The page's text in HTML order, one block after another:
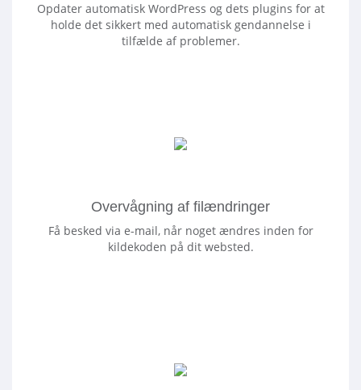
Opdater automatisk WordPress og dets plugins for at
holde det sikkert med automatisk gendannelse i
tilfælde af problemer.
Overvågning af filændringer
Få besked via e-mail, når noget ændres inden for
kildekoden på dit websted.